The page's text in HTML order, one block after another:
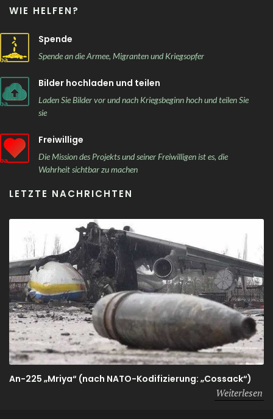
WIE HELFEN?
Spende
Spende an die Armee, Migranten und Kriegsopfer
Bilder hochladen und teilen
Laden Sie Bilder vor und nach Kriegsbeginn hoch und teilen Sie
sie
Freiwillige
Die Mission des Projekts und seiner Freiwilligen ist es, die
Wahrheit sichtbar zu machen
LETZTE NACHRICHTEN
An-225 „Mriya“ (nach NATO-Kodifizierung: „Cossack“)
Weiterlesen